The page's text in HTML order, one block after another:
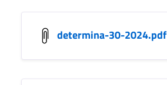
determina-30-2024.pdf